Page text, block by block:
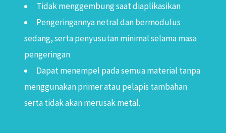
Tidak menggembung saat diaplikasikan
Pengeringannya netral dan bermodulus
sedang, serta penyusutan minimal selama masa
pengeringan
Dapat menempel pada semua material tanpa
menggunakan primer atau pelapis tambahan
serta tidak akan merusak metal.